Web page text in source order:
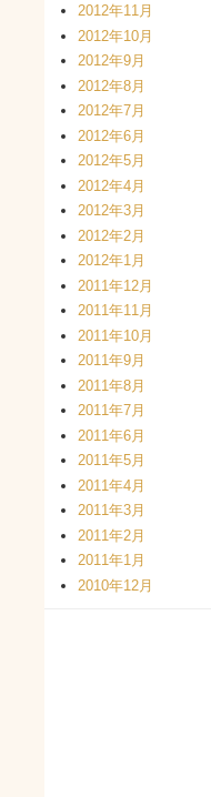
2012年11月
2012年10月
2012年9月
2012年8月
2012年7月
2012年6月
2012年5月
2012年4月
2012年3月
2012年2月
2012年1月
2011年12月
2011年11月
2011年10月
2011年9月
2011年8月
2011年7月
2011年6月
2011年5月
2011年4月
2011年3月
2011年2月
2011年1月
2010年12月